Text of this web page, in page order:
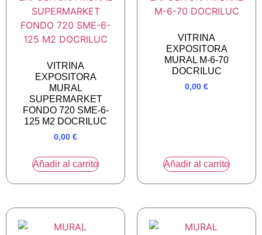
VITRINA
EXPOSITORA
MURAL
SUPERMARKET
FONDO 720 SME-6-
125 M2 DOCRILUC
0,00 €
Añadir al carrito
VITRINA
EXPOSITORA
MURAL M-6-70
DOCRILUC
0,00 €
Añadir al carrito